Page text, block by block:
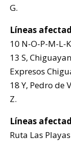
G.
Líneas
10 N-O-P-M-L-
13 S,
Expresos
18 Y, Pedro de
Z.
Líneas
Ruta Las